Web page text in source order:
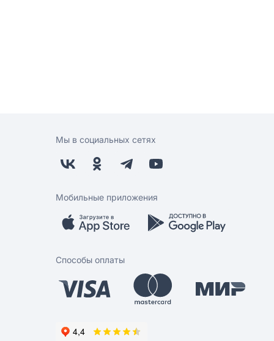
Мы в социальных сетях
Мобильные приложения
Способы оплаты